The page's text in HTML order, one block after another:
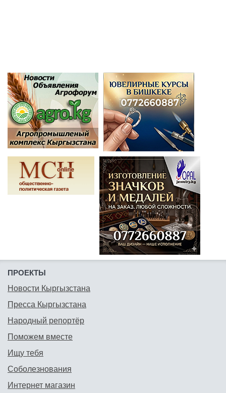
ПРОЕКТЫ
Новости Кыргызстана
Пресса Кыргызстана
Народный репортёр
Поможем вместе
Ищу тебя
Соболезнования
Интернет магазин